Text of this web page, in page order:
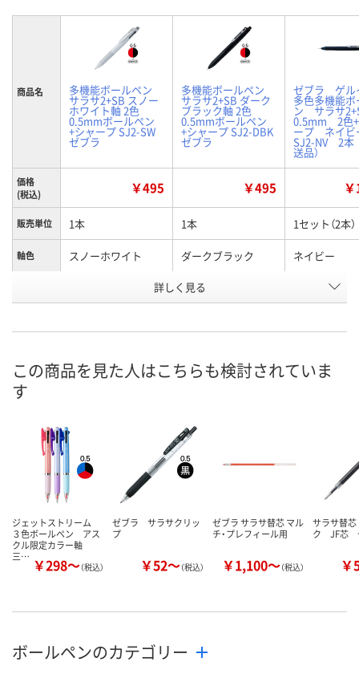
商品名 多機能ボールペン
サラサ2+SB スノー
ホワイト軸 2色
0.5mmボールペン
+シャープ SJ2-SW
ゼブラ
多機能ボールペン
サラサ2+SB ダーク
ブラック軸 2色
0.5mmボールペン
+シャープ SJ2-DBK
ゼブラ
ゼブラ ゲル
多色多機能
ン サラサ
0.5mm 2色
ープ ネイ
SJ2-NV 2本
送品）
価格
(税込)
￥495 ￥495
販売単位 1本 1本 1セット（2本）
軸色 スノーホワイト ダークブラック ネイビー
プ
2色（0.5mm）+シャ
ープ
2色（0.5mm）+シャ
ープ
2色（0.5mm
ープ
お申込番
在庫 4点 1点 わずか
数量
カゴへ
数量
カ
詳しく見る
この商品を見た人はこちらも検討されていま
す
ジェットストリーム
３色ボールペン アス
クル限定カラー軸
三… ￥298～（税込）
ゼブラ サラサクリッ
プ
￥52～（税込）
ゼブラ サラサ替芯 マル
チ・プレフィール用
￥1,100～（税込）
サラサ替
ク JF芯
￥
ボールペンのカテゴリー